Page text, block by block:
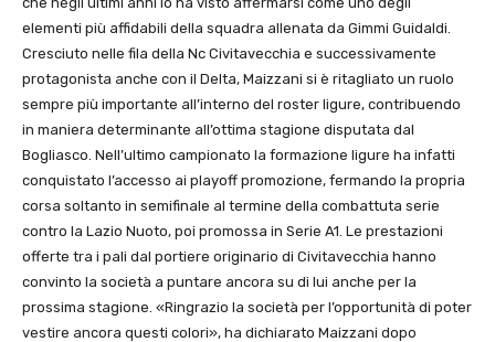
elementi più affidabili della squadra allenata da Gimmi Guidaldi.
Cresciuto nelle fila della Nc Civitavecchia e successivamente
protagonista anche con il Delta, Maizzani si è ritagliato un ruolo
sempre più importante all’interno del roster ligure, contribuendo
in maniera determinante all’ottima stagione disputata dal
Bogliasco. Nell’ultimo campionato la formazione ligure ha infatti
conquistato l’accesso ai playoff promozione, fermando la propria
corsa soltanto in semifinale al termine della combattuta serie
contro la Lazio Nuoto, poi promossa in Serie A1. Le prestazioni
offerte tra i pali dal portiere originario di Civitavecchia hanno
convinto la società a puntare ancora su di lui anche per la
prossima stagione. «Ringrazio la società per l’opportunità di poter
vestire ancora questi colori», ha dichiarato Maizzani dopo